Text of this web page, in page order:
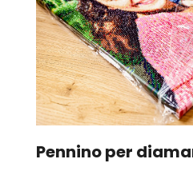
Pennino per